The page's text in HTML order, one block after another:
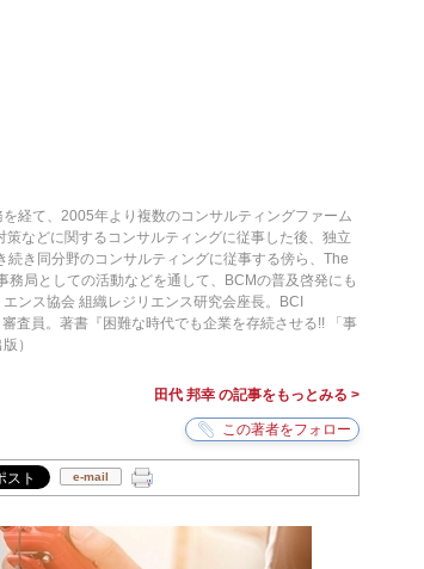
経て、2005年より複数のコンサルティングファーム
などに関するコンサルティングに従事した後、独立
き同分野のコンサルティングに従事する傍ら、The
局としての活動などを通して、BCMの普及啓発にも
ンス協会 組織レジリエンス研究会座長。BCI
査員。著書『困難な時代でも企業を存続させる!! 「事
）
田代 邦幸 の記事をもっとみる >
e-mail